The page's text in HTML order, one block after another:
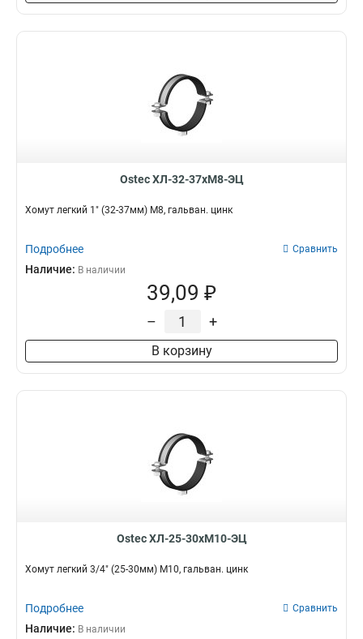
Ostec ХЛ-32-37хМ8-ЭЦ
Хомут легкий 1" (32-37мм) М8, гальван. цинк
Подробнее Сравнить
Наличие: В наличии
39,09 ₽
– +
В корзину
Ostec ХЛ-25-30хМ10-ЭЦ
Хомут легкий 3/4" (25-30мм) М10, гальван. цинк
Подробнее Сравнить
Наличие: В наличии